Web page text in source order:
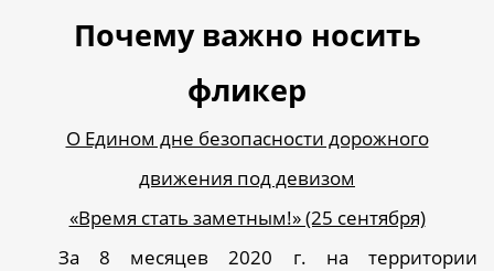
Почему важно носить
фликер
О Едином дне безопасности дорожного
движения под девизом
«Время стать заметным!» (25 сентября)
За 8 месяцев 2020 г. на территории